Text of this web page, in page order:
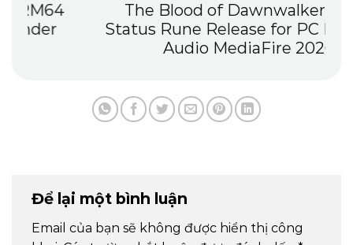
The Blood of Dawnwalker Crack
Status Rune Release for PC Lossless-
Audio MediaFire 2026
Để lại một bình luận
Email của bạn sẽ không được hiển thị công